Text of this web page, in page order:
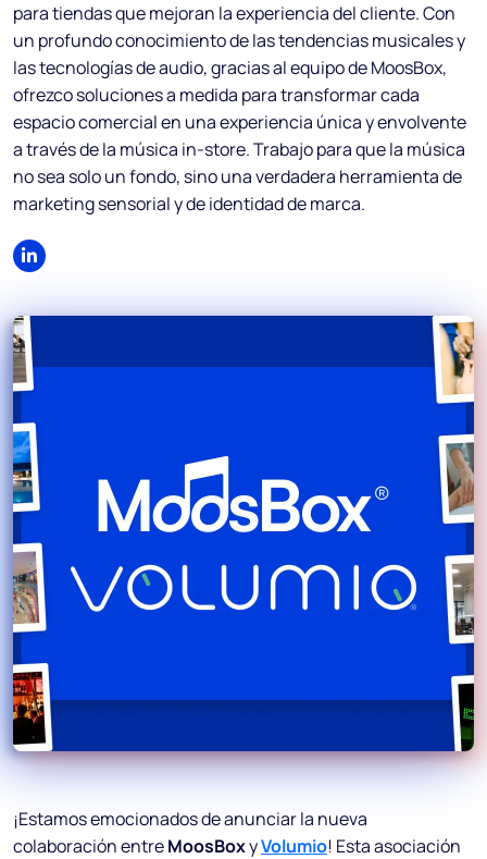
ES
para tiendas que mejoran la experiencia del cliente. Con
un profundo conocimiento de las tendencias musicales y
las tecnologías de audio, gracias al equipo de MoosBox,
ofrezco soluciones a medida para transformar cada
espacio comercial en una experiencia única y envolvente
a través de la música in-store. Trabajo para que la música
no sea solo un fondo, sino una verdadera herramienta de
marketing sensorial y de identidad de marca.
¡Estamos emocionados de anunciar la nueva
colaboración entreMoosBoxyVolumio! Esta asociación